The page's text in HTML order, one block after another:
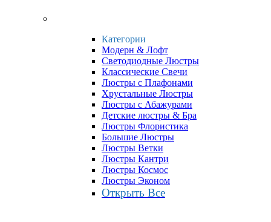
Категории
Модерн & Лофт
Светодиодные Люстры
Классические Свечи
Люстры с Плафонами
Хрустальные Люстры
Люстры с Абажурами
Детские люстры & Бра
Люстры Флористика
Большие Люстры
Люстры Ветки
Люстры Кантри
Люстры Космос
Люстры Эконом
Открыть Все